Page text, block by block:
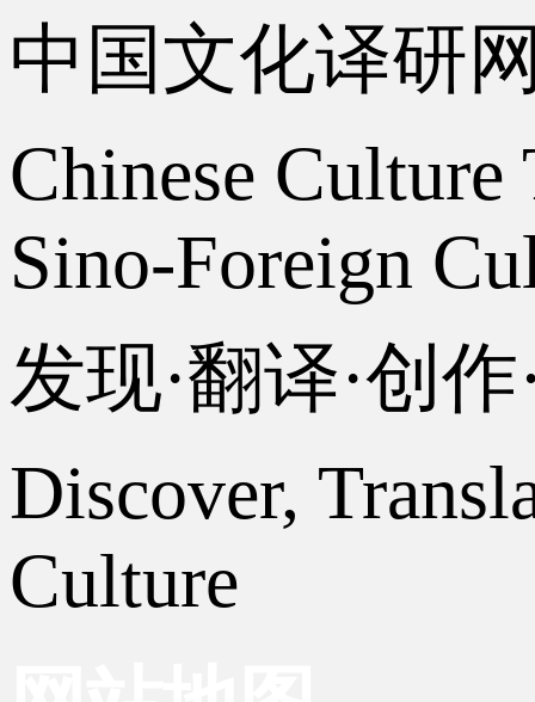
中国文化译研
Chinese
Sino-Foreign
发现·翻译·创
Discover,
Culture